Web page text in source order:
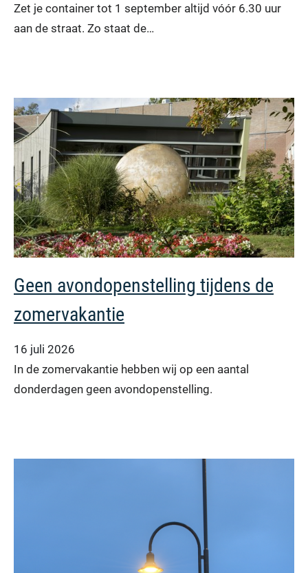
Zet je container tot 1 september altijd vóór 6.30 uur
aan de straat. Zo staat de…
Geen avondopenstelling tijdens de
zomervakantie
16 juli 2026
In de zomervakantie hebben wij op een aantal
donderdagen geen avondopenstelling.